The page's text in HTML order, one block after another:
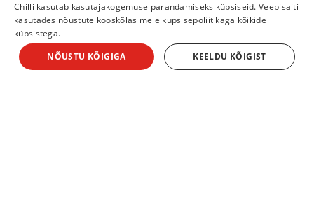
Kodu Karta Mina köp Konto
ESTONIAN
Chilli kasutab kasutajakogemuse parandamiseks küpsiseid. Veebisaiti
kasutades nõustute kooskõlas meie küpsisepoliitikaga kõikide
küpsistega.
NÕUSTU KÕIGIGA
KEELDU KÕIGIST